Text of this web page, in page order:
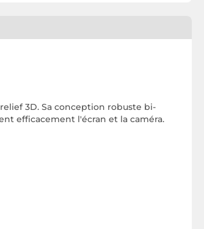
3D. Sa conception robuste bi-
efficacement l'écran et la caméra.